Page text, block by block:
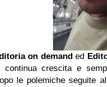
on demanded
continua crescita e
le polemiche seguite